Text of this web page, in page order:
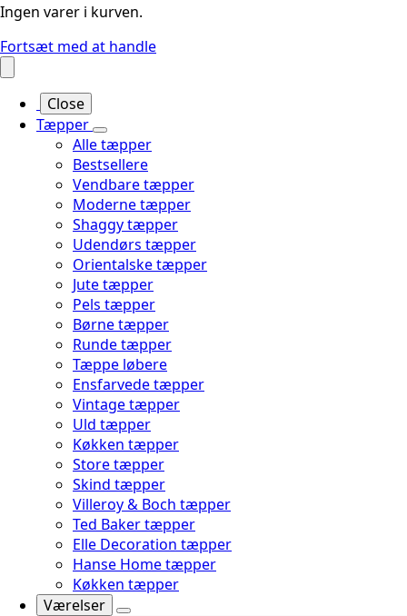
Ingen varer i kurven.
Fortsæt med at handle
Close
Tæpper
Alle tæpper
Bestsellere
Vendbare tæpper
Moderne tæpper
Shaggy tæpper
Udendørs tæpper
Orientalske tæpper
Jute tæpper
Pels tæpper
Børne tæpper
Runde tæpper
Tæppe løbere
Ensfarvede tæpper
Vintage tæpper
Uld tæpper
Køkken tæpper
Store tæpper
Skind tæpper
Villeroy & Boch tæpper
Ted Baker tæpper
Elle Decoration tæpper
Hanse Home tæpper
Køkken tæpper
Værelser